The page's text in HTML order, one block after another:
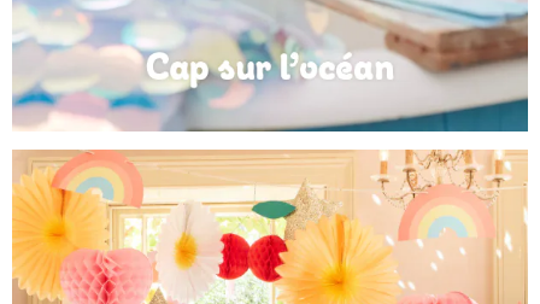
Anniversaire Mer et Océan